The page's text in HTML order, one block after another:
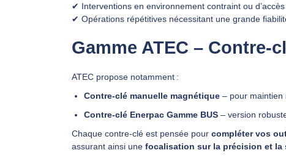
✔ Interventions en environnement contraint ou
✔ Opérations répétitives nécessitant une grande
Gamme ATEC –
ATEC propose notamment :
Contre‑clé manuelle magnétique – pour maintien
Contre‑clé Enerpac Gamme BUS – version
Chaque contre‑clé est pensée pour compléter vos
assurant ainsi une focalisation sur la précision et la